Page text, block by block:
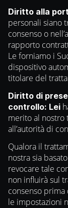
Diritto alla
personali siano
consenso o
rapporto
Le forniamo i
dispositivo
titolare del
Diritto di
controllo: Lei
merito al nostro
all’autorità di
Qualora il
nostra sia
revocare tale
non influirà sul
consenso
le impostazioni